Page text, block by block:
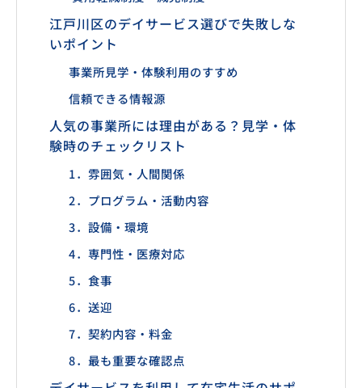
江戸川区のデイサービス選びで失敗しな
いポイント
事業所見学・体験利用のすすめ
信頼できる情報源
人気の事業所には理由がある？見学・体
験時のチェックリスト
1．雰囲気・人間関係
2．プログラム・活動内容
3．設備・環境
4．専門性・医療対応
5．食事
6．送迎
7．契約内容・料金
8．最も重要な確認点